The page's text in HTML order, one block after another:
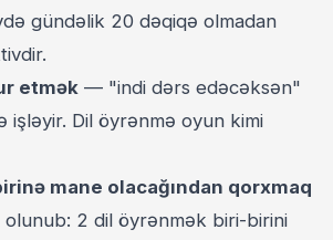
gündəlik 20 dəqiqə olmadan
etmək — "indi dərs edəcəksən"
işləyir. Dil öyrənmə oyun kimi
mane olacağından qorxmaq
2 dil öyrənmək biri-birini